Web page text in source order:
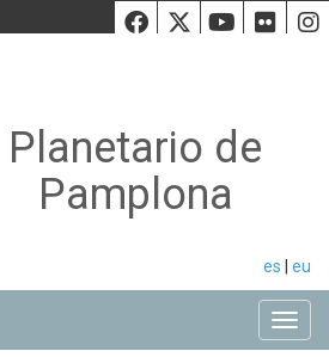
Facebook
Twiiter
Planetario de
Pamplona
es eu